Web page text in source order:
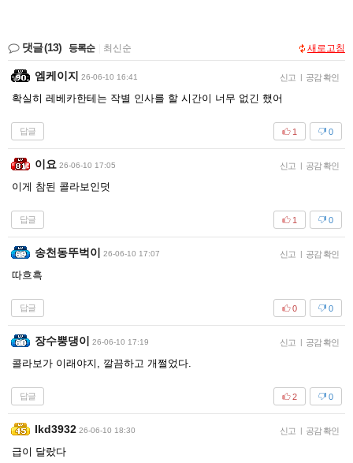
댓글(13) 등록순 최신순 새로고침
엠케이지 26-06-10 16:41 신고 | 공감 확인
확실히 레베카한테는 작별 인사를 할 시간이 너무 없긴 했어
답글 0
1
이요 26-06-10 17:05 신고 | 공감 확인
이게 참된 콜라보인덧
답글 0
1
송천동뚜벅이 26-06-10 17:07 신고 | 공감 확인
따흐흑
답글 0
0
장수뿡댕이 26-06-10 17:19 신고 | 공감 확인
콜라보가 이래야지, 깔끔하고 개쩔었다.
답글 0
2
Ikd3932 26-06-10 18:30 신고 | 공감 확인
급이 달랐다